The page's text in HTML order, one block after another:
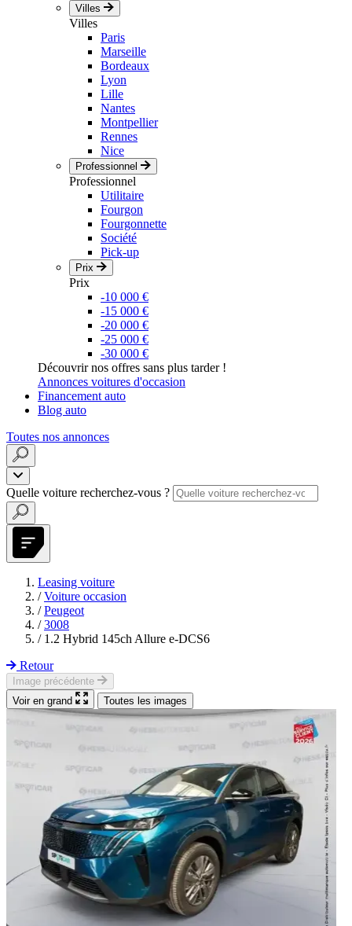
Villes
Villes
Paris
Marseille
Bordeaux
Lyon
Lille
Nantes
Montpellier
Rennes
Nice
Professionnel
Professionnel
Utilitaire
Fourgon
Fourgonnette
Société
Pick-up
Prix
Prix
-10 000 €
-15 000 €
-20 000 €
-25 000 €
-30 000 €
Découvrir nos offres sans plus tarder !
Annonces voitures d'occasion
Financement auto
Blog auto
Toutes nos annonces
Quelle voiture recherchez-vous ?
Leasing voiture
/ Voiture occasion
/ Peugeot
/ 3008
/ 1.2 Hybrid 145ch Allure e-DCS6
Retour
Image précédente
Voir en grand
Toutes les images